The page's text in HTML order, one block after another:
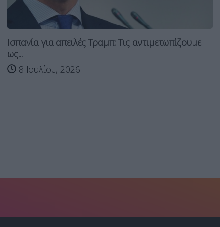
Ισπανία για απειλές Τραμπ: Τις αντιμετωπίζουμε
ως...
8 Ιουλίου, 2026